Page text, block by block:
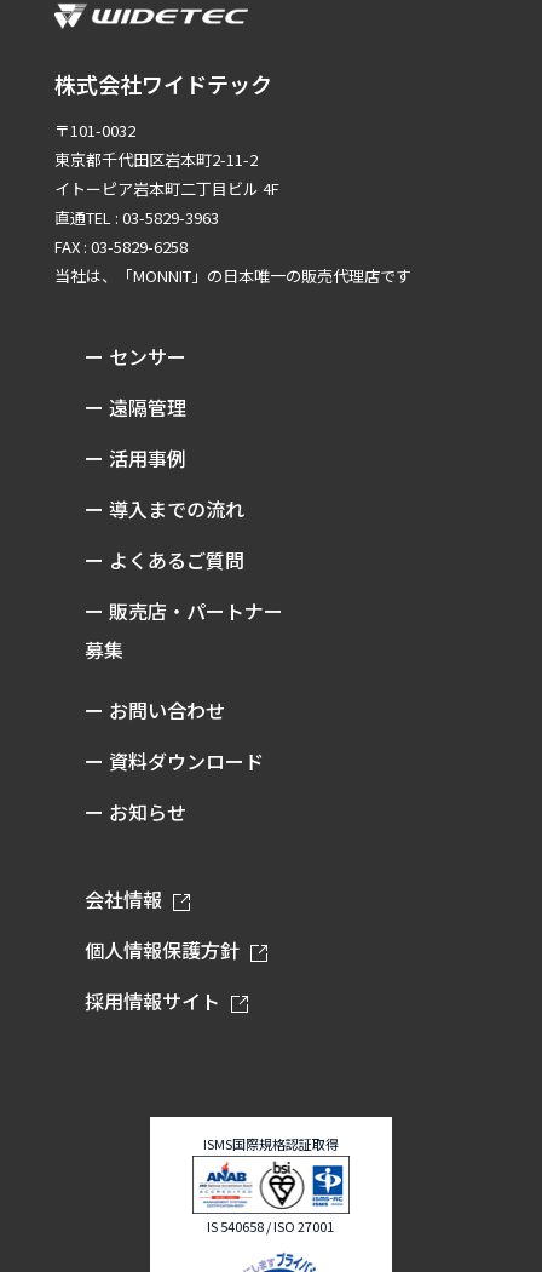
株式会社ワイドテック
〒101-0032
東京都千代田区岩本町2-11-2
イトーピア岩本町二丁目ビル 4F
直通TEL : 03-5829-3963
FAX : 03-5829-6258
当社は、「MONNIT」の日本唯一の販売代理店です
ー センサー
ー 遠隔管理
ー 活用事例
ー 導入までの流れ
ー よくあるご質問
ー 販売店・パートナー
募集
ー お問い合わせ
ー 資料ダウンロード
ー お知らせ
会社情報
個人情報保護方針
採用情報サイト
ISMS国際規格認証取得
IS 540658 / ISO 27001